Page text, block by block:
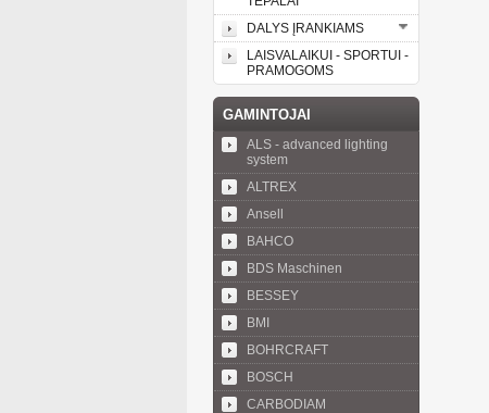
DALYS ĮRANKIAMS
LAISVALAIKUI - SPORTUI -
PRAMOGOMS
GAMINTOJAI
ALS - advanced lighting
system
ALTREX
Ansell
BAHCO
BDS Maschinen
BESSEY
BMI
BOHRCRAFT
BOSCH
CARBODIAM